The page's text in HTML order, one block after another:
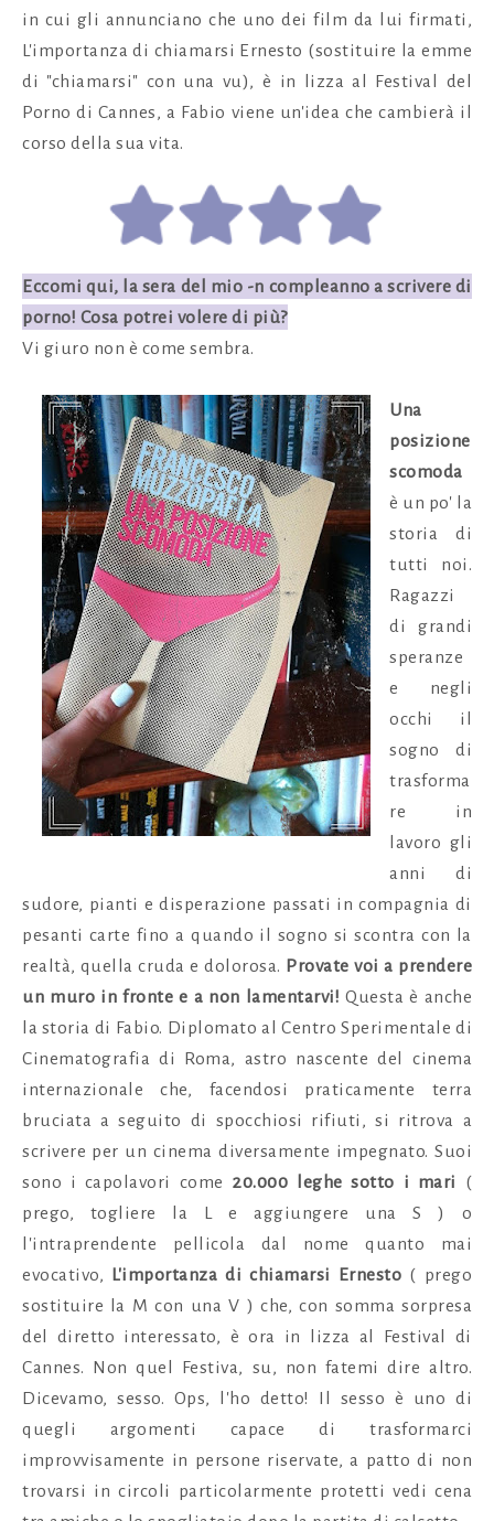
in cui gli annunciano che uno dei film da lui firmati,
L'importanza di chiamarsi Ernesto (sostituire la emme
di "chiamarsi" con una vu), è in lizza al Festival del
Porno di Cannes, a Fabio viene un'idea che cambierà il
corso della sua vita.
Eccomi qui, la sera del mio -n compleanno a scrivere di
porno! Cosa potrei volere di più?
Vi giuro non è come sembra.
Una
posizione
scomoda
è un po' la
storia di
tutti noi.
Ragazzi
di grandi
speranze
e negli
occhi il
sogno di
trasforma
re in
lavoro gli
anni di
sudore, pianti e disperazione passati in compagnia di
pesanti carte fino a quando il sogno si scontra con la
realtà, quella cruda e dolorosa. Provate voi a prendere
un muro in fronte e a non lamentarvi! Questa è anche
la storia di Fabio. Diplomato al Centro Sperimentale di
Cinematografia di Roma, astro nascente del cinema
internazionale che, facendosi praticamente terra
bruciata a seguito di spocchiosi rifiuti, si ritrova a
scrivere per un cinema diversamente impegnato. Suoi
sono i capolavori come 20.000 leghe sotto i mari (
prego, togliere la L e aggiungere una S ) o
l'intraprendente pellicola dal nome quanto mai
evocativo, L'importanza di chiamarsi Ernesto ( prego
sostituire la M con una V ) che, con somma sorpresa
del diretto interessato, è ora in lizza al Festival di
Cannes. Non quel Festiva, su, non fatemi dire altro.
Dicevamo, sesso. Ops, l'ho detto! Il sesso è uno di
quegli argomenti capace di trasformarci
improvvisamente in persone riservate, a patto di non
trovarsi in circoli particolarmente protetti vedi cena